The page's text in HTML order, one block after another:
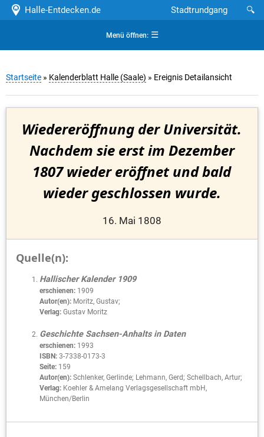
Halle-Entdecken.de 🔍
Stadtrundgang
Menü öffnen:☰
Startseite » Kalenderblatt Halle (Saale) » Ereignis Detailansicht
Wiedereröffnung der Universität.
Nachdem sie erst im Dezember
1807 wieder eröffnet und bald
wieder geschlossen wurde.
16. Mai 1808
Quelle(n):
Hallischer Kalender 1909
erschienen: 1909
Autor(en): Moritz, Gustav;
Verlag: Gustav Moritz
Geschichte Sachsen-Anhalts in Daten
erschienen: 1993
ISBN: 3-7338-0173-3
Seite: 159
Autor(en): Schlenker, Gerlinde; Lehmann, Gerd; Schellbach, Artur;
Verlag: Koehler & Amelang Verlagsgesellschaft mbH,
München/Berlin